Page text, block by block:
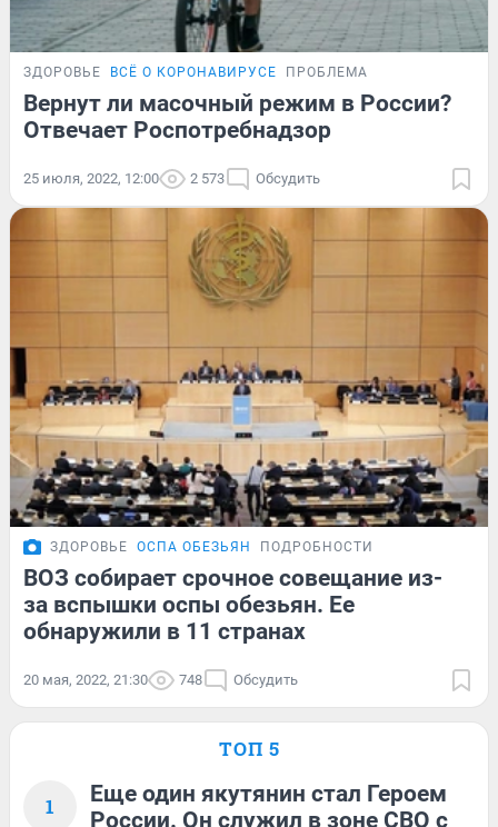
ЗДОРОВЬЕ ВСЁ О КОРОНАВИРУСЕ ПРОБЛЕМА
Вернут ли масочный режим в России?
Отвечает Роспотребнадзор
25 июля, 2022, 12:00 2 573 Обсудить
ЗДОРОВЬЕ ОСПА ОБЕЗЬЯН ПОДРОБНОСТИ
ВОЗ собирает срочное совещание из-
за вспышки оспы обезьян. Ее
обнаружили в 11 странах
20 мая, 2022, 21:30 748 Обсудить
ТОП 5
1
Еще один якутянин стал Героем
России. Он служил в зоне СВО с